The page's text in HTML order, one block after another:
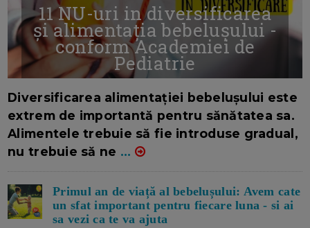
11 NU-uri in diversificarea
și alimentația bebelușului -
conform Academiei de
Pediatrie
Diversificarea alimentației bebelușului este
extrem de importantă pentru sănătatea sa.
Alimentele trebuie să fie introduse gradual,
nu trebuie să ne ...
Primul an de viață al bebelușului: Avem cate
un sfat important pentru fiecare luna - si ai
sa vezi ca te va ajuta